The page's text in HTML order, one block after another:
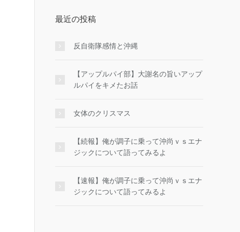
最近の投稿
反自衛隊感情と沖縄
【アップルパイ部】大謝名の旨いアップ
ルパイをキメたお話
女体のクリスマス
【続報】俺が調子に乗って沖尚ｖｓエナ
ジックについて語ってみるよ
【速報】俺が調子に乗って沖尚ｖｓエナ
ジックについて語ってみるよ